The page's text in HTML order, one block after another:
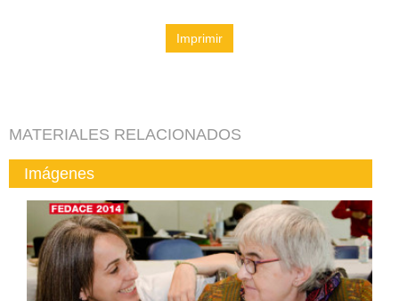
Imprimir
MATERIALES RELACIONADOS
Imágenes